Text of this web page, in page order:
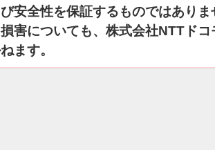
安全性を保証するものではあり
害についても、株式会社NTTドコ
ます。